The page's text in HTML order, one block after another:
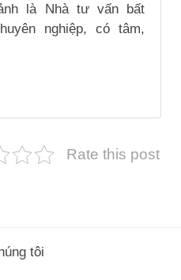
là Nhà tư vấn bất
nghiệp, có tâm,
Rate this post
tôi